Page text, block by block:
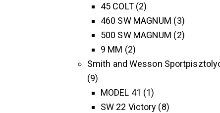
45 COLT 2
460 SW MAGNUM
3
500 SW MAGNUM
2
9 MM 2
Smith and Wesson
9
MODEL 41
1
SW 22 Victory 8